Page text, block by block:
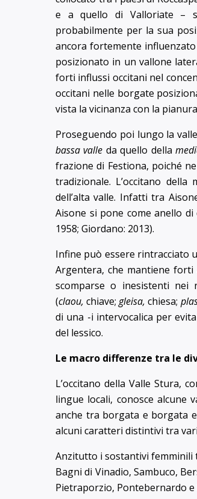
e a quello di Valloriate –
probabilmente per la sua
ancora fortemente influenzato
posizionato in un vallone
forti influssi occitani nel
occitani nelle borgate
vista la vicinanza con la
Proseguendo poi lungo la
bassa valle da quello della
frazione di Festiona, poiché
tradizionale. L’occitano
dell’alta valle. Infatti tra
Aisone si pone come anello
1958; Giordano: 2013).
Infine può essere rintracciato
Argentera, che mantiene forti
scomparse o inesistenti nei
(claou, chiave;gleisa,chiesa;
di una -i intervocalica per
del lessico.
Le macro differenze tra le
L’occitano della Valle Stura,
lingue locali, conosce alcune
anche tra borgata e borgata
alcuni caratteri distintivi tra
Anzitutto i sostantivi femminili
Bagni di Vinadio, Sambuco,
Pietraporzio, Pontebernardo e